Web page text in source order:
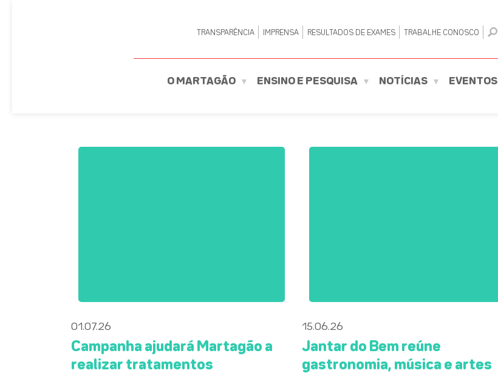
TRANSPARÊNCIA IMPRENSA RESULTADOS DE EXAMES TRABALHE CONOSCO
O MARTAGÃO ENSINO E PESQUISA NOTÍCIAS EVENTOS
01.07.26
Campanha ajudará Martagão a
realizar tratamentos
15.06.26
Jantar do Bem reúne
gastronomia, música e artes